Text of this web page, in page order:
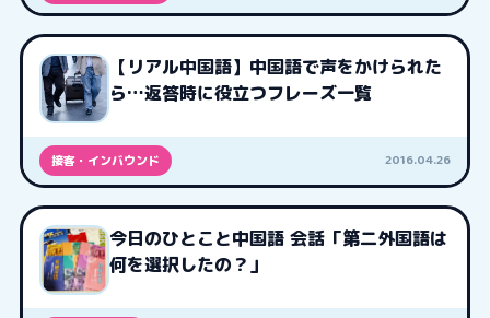
【リアル中国語】中国語で声をかけられた
ら…返答時に役立つフレーズ一覧
接客・インバウンド 2016.04.26
今日のひとこと中国語 会話「第二外国語は
何を選択したの？」